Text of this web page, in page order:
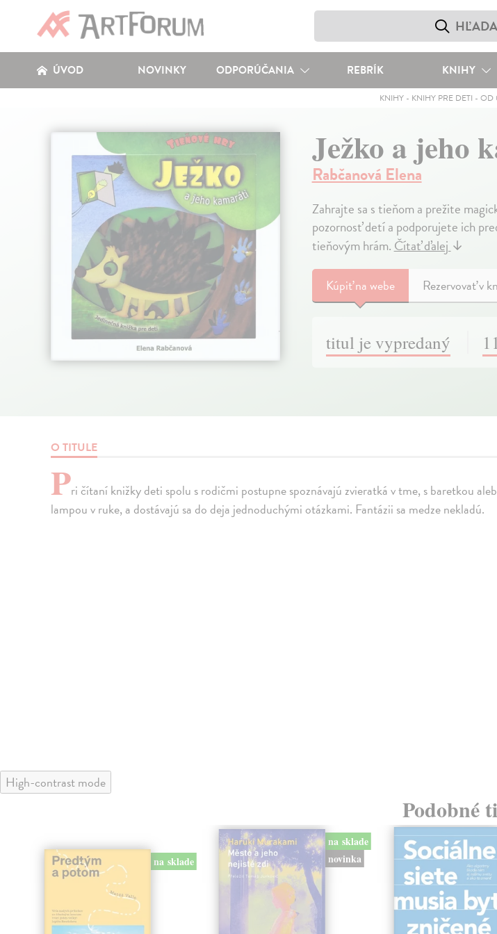
ÚVOD NOVINKY ODPORÚČANIA REBRÍK KNIHY
KNIHY- KNIHY PRE DETI - OD
Ježko a jeho
Rabčanová Elena
Zahrajte sa s tieňom a prežite
pozornosť detí a podporujete ich
tieňovým hrám.Čítať ďalej↓
Kúpiťna webe Rezervovať v
titul je vypredaný
O TITULE
Pri čítaní knižky deti spolu s rodičmi postupne spoznávajú zvieratká v tme, s baretkou
lampou v ruke, a dostávajú sa do deja jednoduchými otázkami. Fantázii sa medze nekladú.
High-contrast mode
Podobné
na sklade
na sklade
novinka